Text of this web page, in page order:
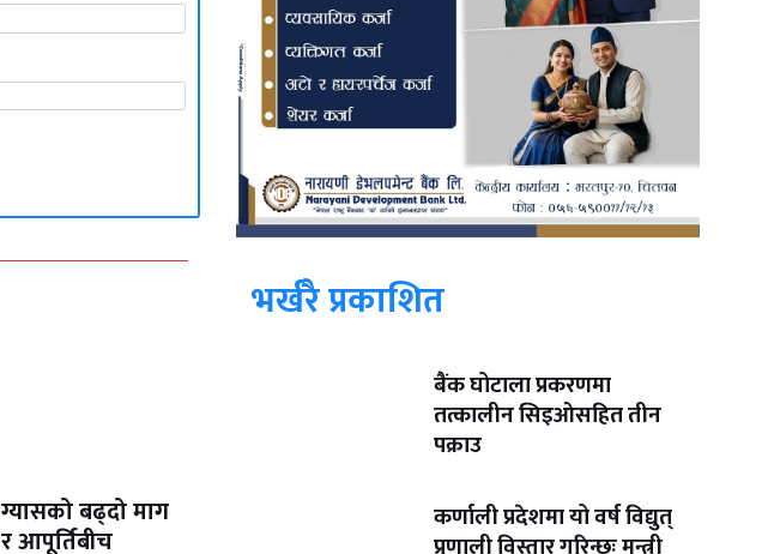
ग्यासको बढ्दो माग
र आपूर्तिबीच
भर्खरै प्रकाशित
बैंक घोटाला प्रकरणमा
तत्कालीन सिइओसहित तीन
पक्राउ
कर्णाली प्रदेशमा यो वर्ष विद्युत्